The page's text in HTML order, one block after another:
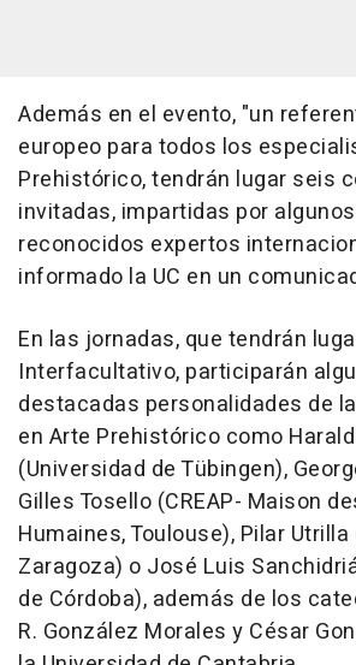
Además en el evento, "un
europeo para todos los
Prehistórico, tendrán lugar seis
invitadas, impartidas por
reconocidos expertos
informado la UC en un
En las jornadas, que tendrán
Interfacultativo, participarán
destacadas personalidades de
en Arte Prehistórico como
(Universidad de Tübingen),
Gilles Tosello (CREAP- Maison
Humaines, Toulouse), Pilar
Zaragoza) o José Luis
de Córdoba), además de los
R. González Morales y César